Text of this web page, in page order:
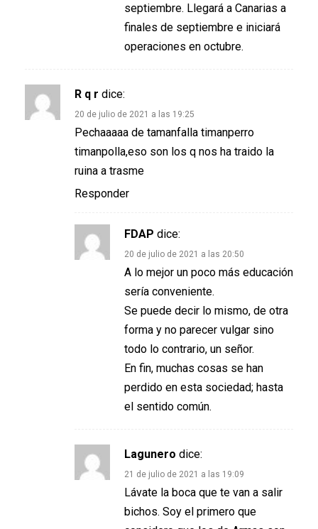
septiembre. Llegará a Canarias a
finales de septiembre e iniciará
operaciones en octubre.
R q r dice:
20 de julio de 2021 a las 19:25
Pechaaaaa de tamanfalla timanperro
timanpolla,eso son los q nos ha traido la
ruina a trasme
Responder
FDAP dice:
20 de julio de 2021 a las 20:50
A lo mejor un poco más educación
sería conveniente.
Se puede decir lo mismo, de otra
forma y no parecer vulgar sino
todo lo contrario, un señor.
En fin, muchas cosas se han
perdido en esta sociedad; hasta
el sentido común.
Lagunero dice:
21 de julio de 2021 a las 19:09
Lávate la boca que te van a salir
bichos. Soy el primero que